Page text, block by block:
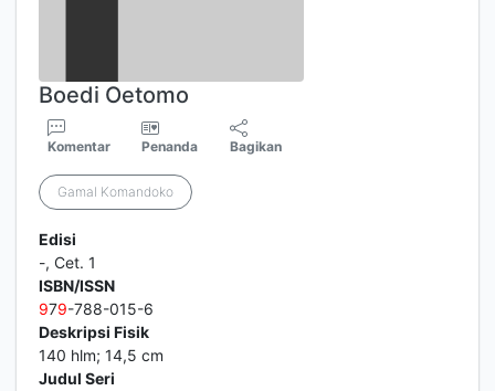
Boedi Oetomo
Komentar Penanda Bagikan
Gamal Komandoko
Edisi
-, Cet. 1
ISBN/ISSN
979-788-015-6
Deskripsi Fisik
140 hlm; 14,5 cm
Judul Seri